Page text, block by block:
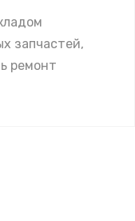
запчастей,
ремонт